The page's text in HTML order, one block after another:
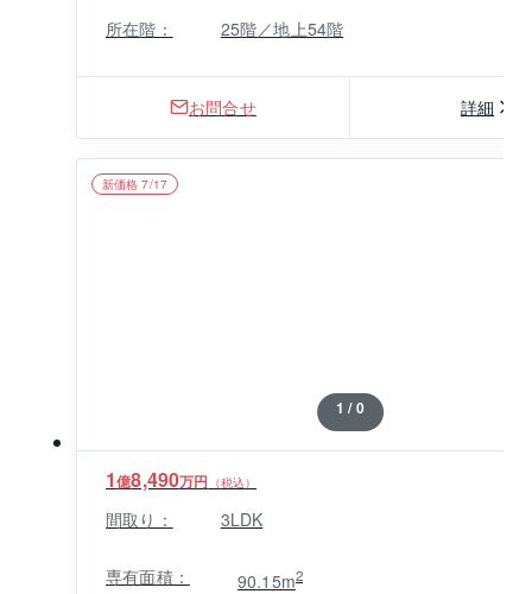
所在階： 25階／地上54階
お問合せ 詳細
1 / 0
新価格 7/17
1億8,490万円 （税込）
間取り： 3LDK
専有面積： 90.15m2